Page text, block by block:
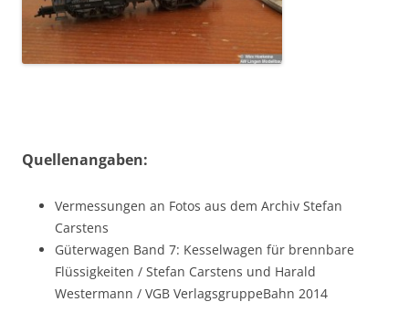
Quellenangaben:
Vermessungen an Fotos aus dem Archiv Stefan
Carstens
Güterwagen Band 7: Kesselwagen für brennbare
Flüssigkeiten / Stefan Carstens und Harald
Westermann / VGB VerlagsgruppeBahn 2014